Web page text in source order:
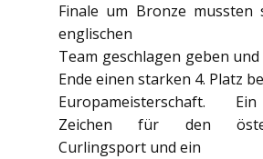
Finale um Bronze mussten
englischen
Team geschlagen geben
Ende einen starken 4. Platz
Europameisterschaft.
Zeichen für den
Curlingsport und ein